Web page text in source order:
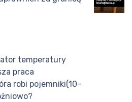
temperatury
praca
robi pojemniki(10-